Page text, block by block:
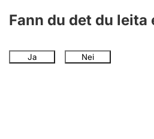
Fann du det du leita
Ja Nei